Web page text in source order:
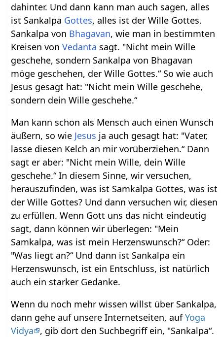
dahinter. Und dann kann man auch sagen, alles
ist Sankalpa Gottes, alles ist der Wille Gottes.
Sankalpa von Bhagavan, wie man in bestimmten
Kreisen vonVedanta sagt. "Nicht mein Wille
geschehe, sondern Sankalpa von Bhagavan
möge geschehen, der Wille Gottes.“ So wie auch
Jesus gesagt hat: "Nicht mein Wille geschehe,
sondern dein Wille geschehe.“
Man kann schon als Mensch auch einen Wunsch
äußern, so wie Jesus ja auch gesagt hat: "Vater,
lasse diesen Kelch an mir vorüberziehen.“ Dann
sagt er aber: "Nicht mein Wille, dein Wille
geschehe.“ In diesem Sinne, wir versuchen,
herauszufinden, was ist Samkalpa Gottes, was ist
der Wille Gottes? Und dann versuchen wir, diesen
zu erfüllen. Wenn Gott uns das nicht eindeutig
sagt, dann können wir überlegen: "Mein
Samkalpa, was ist mein Herzenswunsch?“ Oder:
"Was liegt an?“ Und dann ist Sankalpa ein
Herzenswunsch, ist ein Entschluss, ist natürlich
auch ein starker Gedanke.
Wenn du noch mehr wissen willst über Sankalpa,
dann gehe auf unsere Internetseiten, aufYoga
Vidya
, gib dort den Suchbegriff ein, "Sankalpa“.